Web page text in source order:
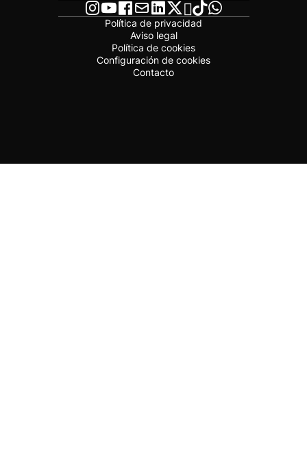
Política de privacidad
Aviso legal
Política de cookies
Configuración de cookies
Contacto